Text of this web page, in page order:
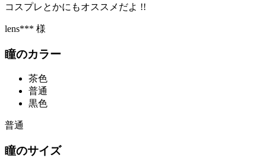
コスプレとかにもオススメだよ !!
lens*** 様
瞳のカラー
茶色
普通
黒色
普通
瞳のサイズ